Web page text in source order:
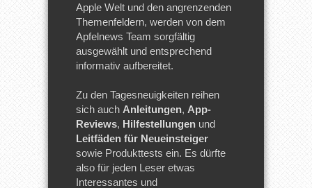
Apple Welt und den angrenzenden
Themenfeldern, werden von dem
Apfelnews Team sorgfältig
ausgewählt und entsprechend
informativ aufbereitet.
Zu den Tagesneuigkeiten reihen
sich auch Anleitungen, App-
Reviews, Hilfestellungen und
Leitfäden für Neueinsteiger
sowie Produkttests ein. Es dürfte
also für jeden Leser etwas
Interessantes und